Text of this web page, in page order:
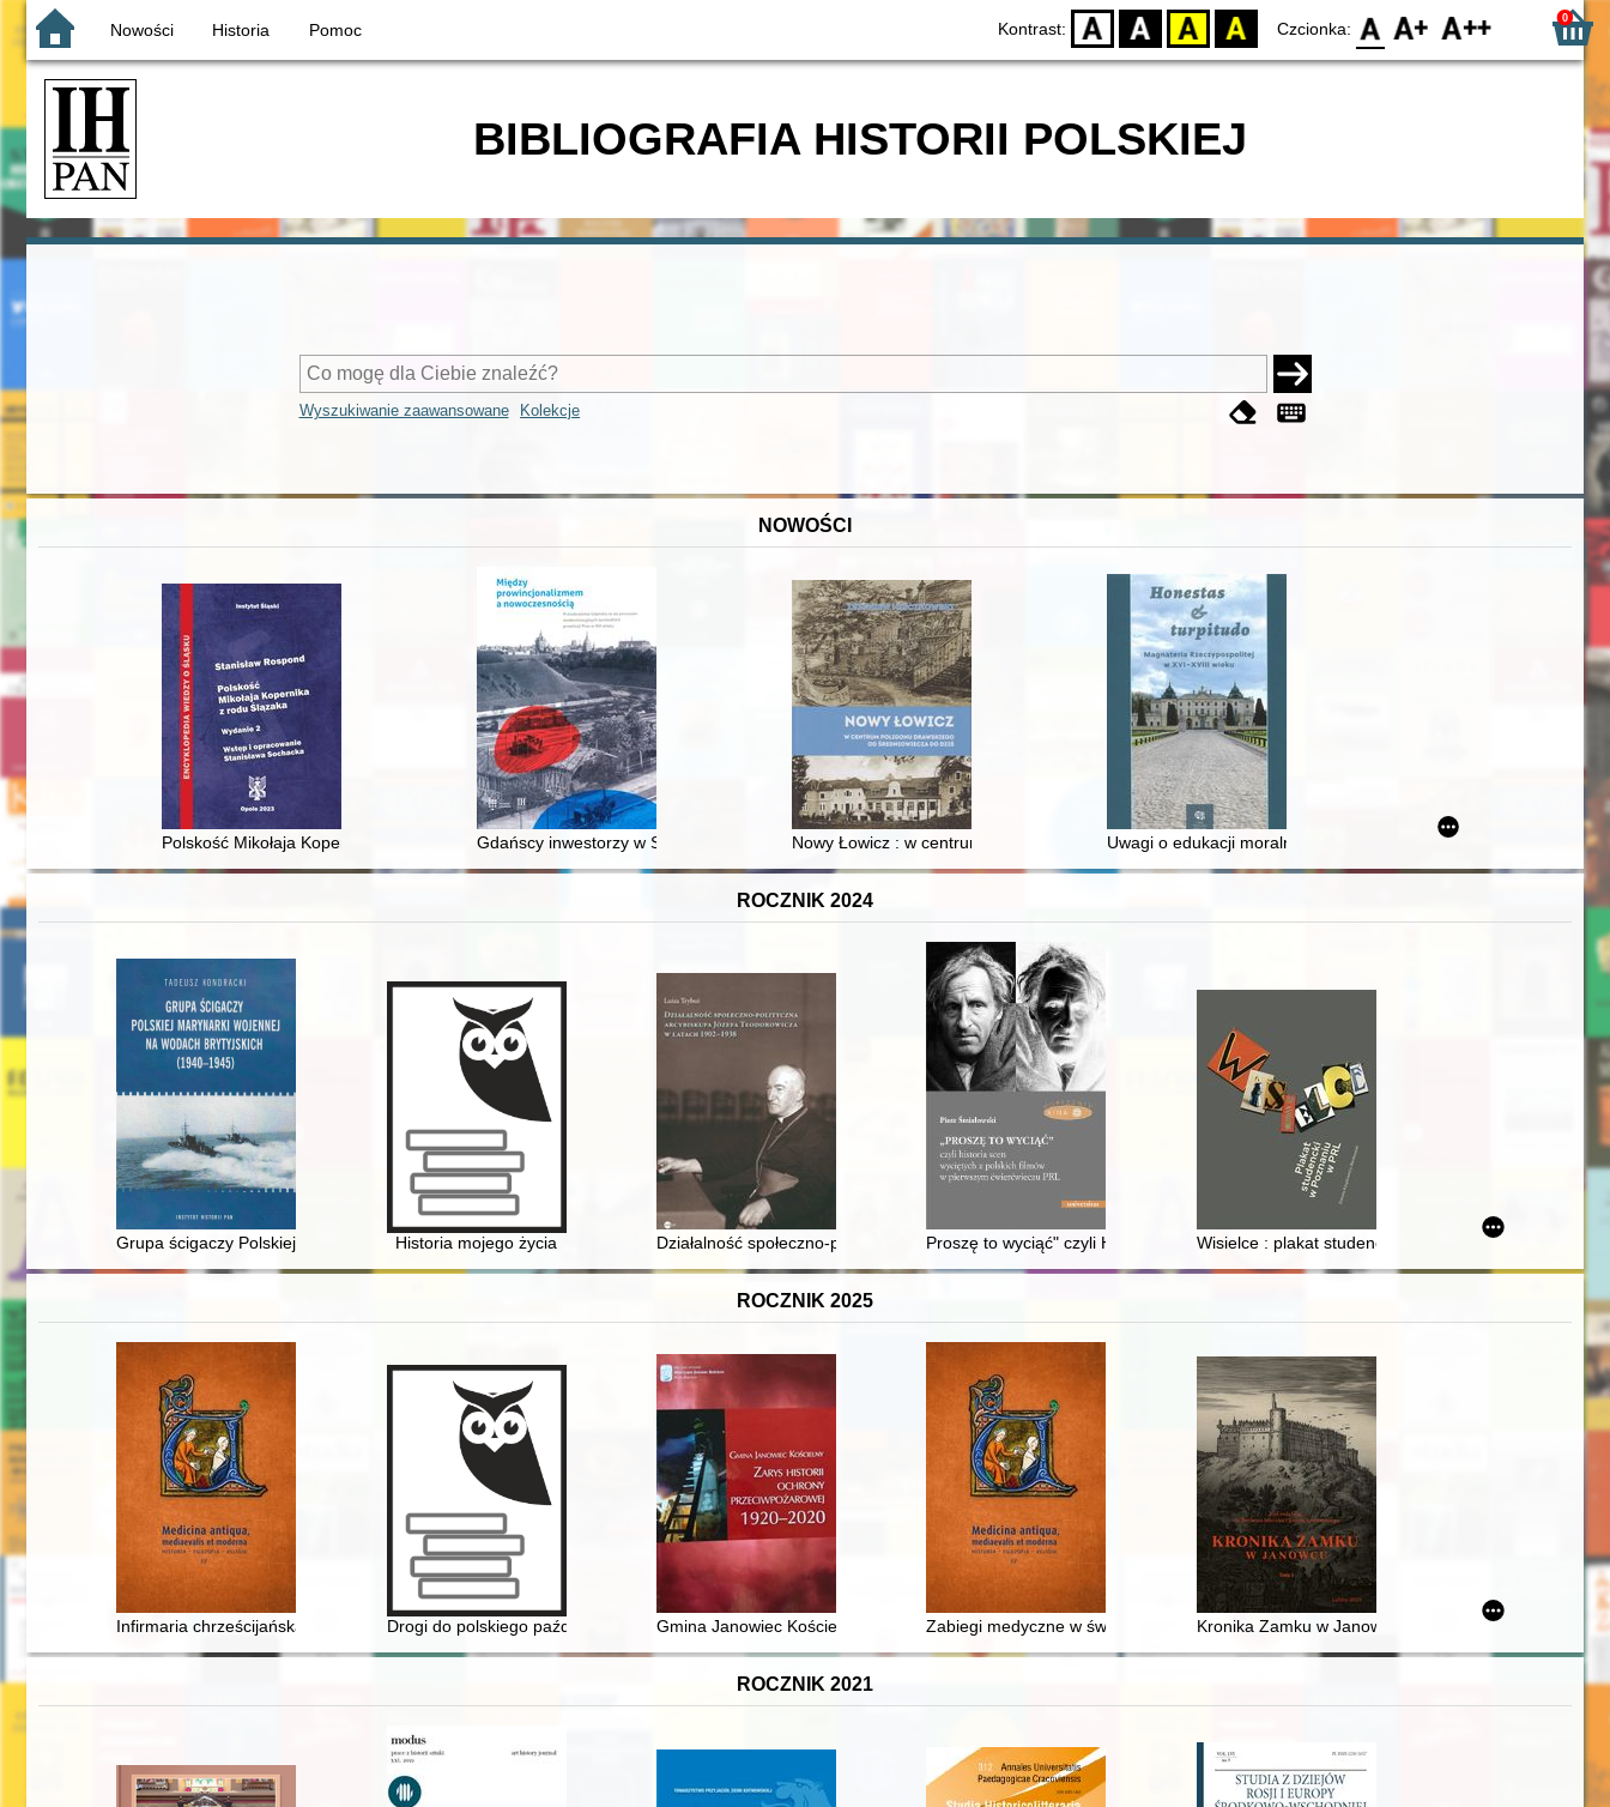
Nowości Historia Pomoc Kontrast: D BW YB BY Czcionka: F0 F1 F2 0
BIBLIOGRAFIA HISTORII POLSKIEJ
Wyszukiwanie zaawansowane Kolekcje
NOWOŚCI
Polskość Mikołaja Kopernika z rodu ŚlązakaGdańscy inwestorzy w Sopocie : prestiż finansowy i towarzyski lokalnego mieszczaństwa w 2. poł. XIX w
Nowy Łowicz : w centrum poligonu drawskiego od średniowiecza do dziśUwagi o edukacji moralnej synów szlacheckich w XVI-wiecznej
ROCZNIK 2024
Grupa ścigaczy Polskiej Marynarki Wojennej na wodach brytyjskich (1940-1945)
Historia mojego życia Działalność społeczno-polityczna arcybiskupa Józefa Teodorowicza w latach 1902-1938
Proszę to wyciąć" czyli Historia scen wyciętych z polskich filmów w pierwszym
Wisielce : plakat studencki w Poznaniu w PRL
ROCZNIK 2025
Infirmaria chrześcijańska" Mikołaja z Mościsk (1624) : dyskurs medyczny i religijny
Drogi do polskiego października 1956 rokuGmina Janowiec Kościelny : zarys historii ochrony przeciwpożarowej 1920-2020
Zabiegi medyczne w świetle arabskiego traktatu Albucasisa (936-1013) : współczesny
Kronika Zamku w Janowcu. T. 1
ROCZNIK 2021